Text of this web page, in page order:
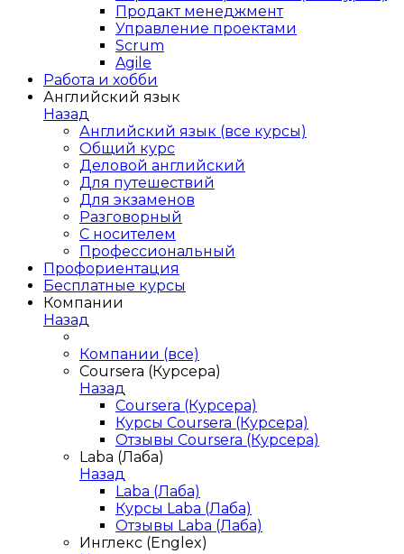
Продакт менеджмент
Управление проектами
Scrum
Agile
Работа и хобби
Английский язык
Назад
Английский язык (все курсы)
Общий курс
Деловой английский
Для путешествий
Для экзаменов
Разговорный
С носителем
Профессиональный
Профориентация
Бесплатные курсы
Компании
Назад
Компании (все)
Coursera (Курсера)
Назад
Coursera (Курсера)
Курсы Coursera (Курсера)
Отзывы Coursera (Курсера)
Laba (Лаба)
Назад
Laba (Лаба)
Курсы Laba (Лаба)
Отзывы Laba (Лаба)
Инглекс (Englex)